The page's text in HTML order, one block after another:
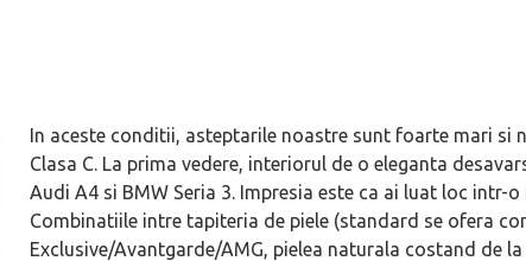
In aceste conditii, asteptarile noastre sunt foarte mari si
Clasa C. La prima vedere, interiorul de o eleganta
Audi A4 si BMW Seria 3. Impresia este ca ai luat loc intr-
Combinatiile intre tapiteria de piele (standard se ofera
Exclusive/Avantgarde/AMG, pielea naturala costand de